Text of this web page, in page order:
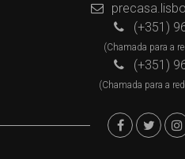
(+351)
(Chamada para a
(+351)
(Chamada para a